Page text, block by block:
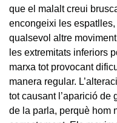
que el malalt creui
encongeixi les
qualsevol altre
les extremitats inferiors
marxa tot provocant
manera regular.
tot causant l’aparició de
de la parla, perquè hom